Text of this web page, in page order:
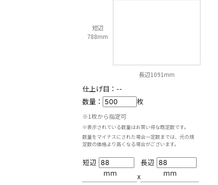
短辺
788mm
長辺1091mm
仕上げ目： --
数量：
枚
※1枚から指定可
※表示されている数量はお買い得な既定数です。
数量をマイナスにされた場合一定数までは、元の規
定数の価格より高くなる場合がございます。
短辺
mm
x
長辺
mm